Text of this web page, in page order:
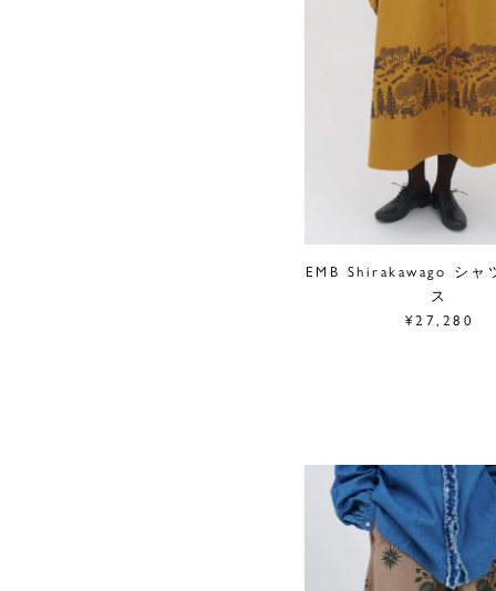
EMB Shirakawago シャ
ス
¥27,280